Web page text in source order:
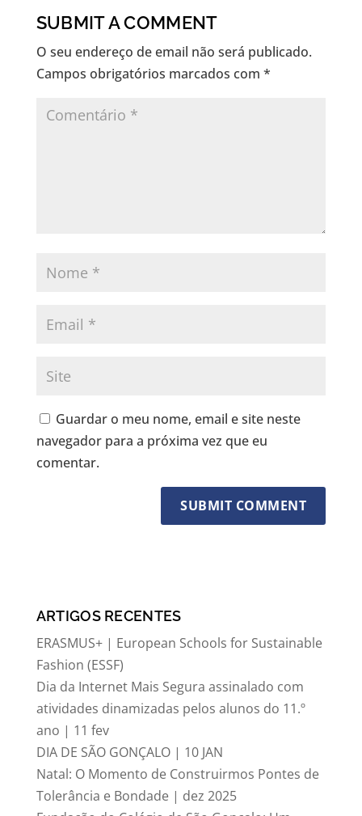
SUBMIT A COMMENT
O seu endereço de email não será publicado.
Campos obrigatórios marcados com *
Guardar o meu nome, email e site neste
navegador para a próxima vez que eu
comentar.
ARTIGOS RECENTES
ERASMUS+ | European Schools for Sustainable
Fashion (ESSF)
Dia da Internet Mais Segura assinalado com
atividades dinamizadas pelos alunos do 11.º
ano | 11 fev
DIA DE SÃO GONÇALO | 10 JAN
Natal: O Momento de Construirmos Pontes de
Tolerância e Bondade | dez 2025